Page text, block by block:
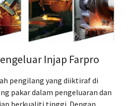
Injap Farpro
pengilang yang diiktiraf di
pakar dalam pengeluaran dan